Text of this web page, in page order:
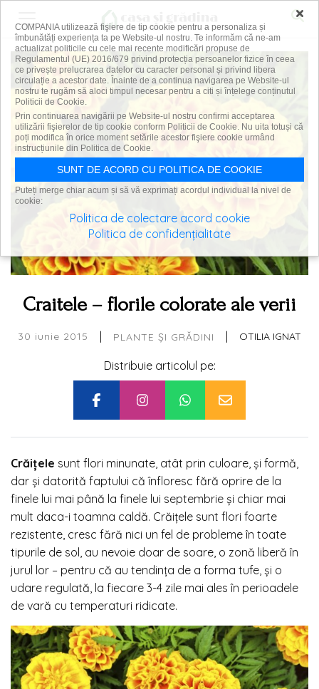
Craitele – florile colorate ale verii
30 iunie 2015 | PLANTE ȘI GRĂDINI | OTILIA IGNAT
Distribuie articolul pe:
Crăițele sunt flori minunate, atât prin culoare, și formă,
dar și datorită faptului că înfloresc fără oprire de la
finele lui mai până la finele lui septembrie și chiar mai
mult daca-i toamna caldă. Crăițele sunt flori foarte
rezistente, cresc fără nici un fel de probleme în toate
tipurile de sol, au nevoie doar de soare, o zonă liberă în
jurul lor – pentru că au tendința de a forma tufe, și o
udare regulată, la fiecare 3-4 zile mai ales în perioadele
de vară cu temperaturi ridicate.
×
COMPANIA utilizează fişiere de tip cookie pentru a personaliza și
îmbunătăți experiența ta pe Website-ul nostru. Te informăm că ne-am
actualizat politicile cu cele mai recente modificări propuse de
Regulamentul (UE) 2016/679 privind protecția persoanelor fizice în ceea
ce privește prelucrarea datelor cu caracter personal și privind libera
circulație a acestor date. Înainte de a continua navigarea pe Website-ul
nostru te rugăm să aloci timpul necesar pentru a citi și înțelege conținutul
Politicii de Cookie.
Prin continuarea navigării pe Website-ul nostru confirmi acceptarea
utilizării fişierelor de tip cookie conform Politicii de Cookie. Nu uita totuși că
poți modifica în orice moment setările acestor fişiere cookie urmând
instrucțiunile din Politica de Cookie.
SUNT DE ACORD CU POLITICA DE COOKIE
Puteți merge chiar acum și să vă exprimați acordul individual la nivel de
cookie:
Politica de colectare acord cookie
Politica de confidențialitate